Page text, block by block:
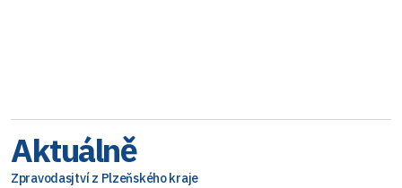
Aktuálně
Zpravodasjtví z Plzeňského kraje